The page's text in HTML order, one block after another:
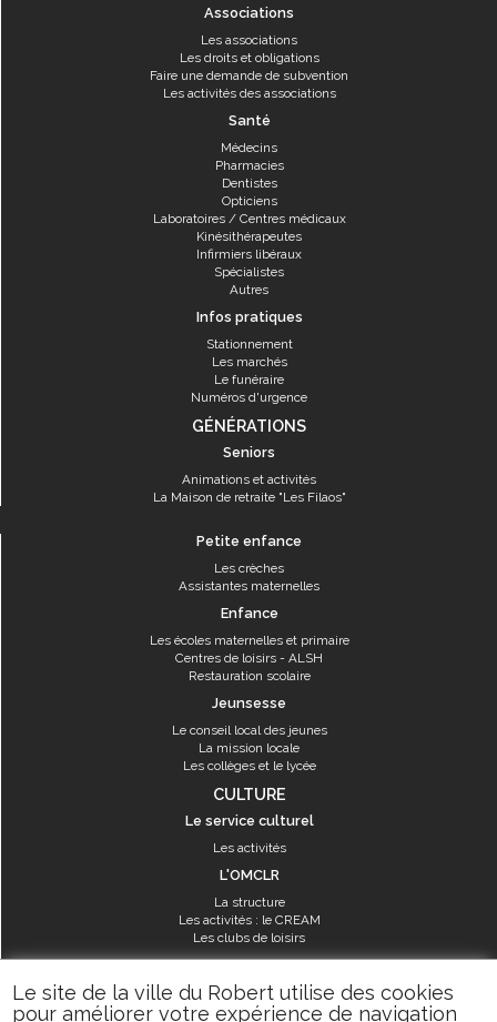
Le site de la ville du Robert utilise des cookies
pour améliorer votre expérience de navigation
Associations
Les associations
Les droits et obligations
Faire une demande de subvention
Les activités des associations
Santé
Médecins
Pharmacies
Dentistes
Opticiens
Laboratoires / Centres médicaux
Kinésithérapeutes
Infirmiers libéraux
Spécialistes
Autres
Infos pratiques
Stationnement
Les marchés
Le funéraire
Numéros d'urgence
GÉNÉRATIONS
Seniors
Animations et activités
La Maison de retraite "Les Filaos"
Petite enfance
Les crèches
Assistantes maternelles
Enfance
Les écoles maternelles et primaire
Centres de loisirs - ALSH
Restauration scolaire
Jeunsesse
Le conseil local des jeunes
La mission locale
Les collèges et le lycée
CULTURE
Le service culturel
Les activités
L'OMCLR
La structure
Les activités : le CREAM
Les clubs de loisirs
SPORT
Les équipements sportifs